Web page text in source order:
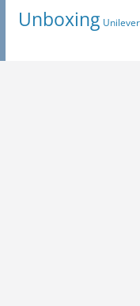
Unboxing Unilever